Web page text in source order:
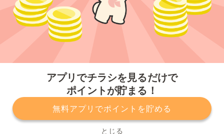
アプリでチラシを見るだけで
ポイントが貯まる！
無料アプリでポイントを貯める
とじる
プライバシーポリシー 利用規約
運営会社
サービスに関してのお問い合わせ